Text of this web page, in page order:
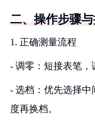
二、操作步骤
1. 正确测量流程
- 调零：短接表笔，
- 选档：优先选择中
度再换档。